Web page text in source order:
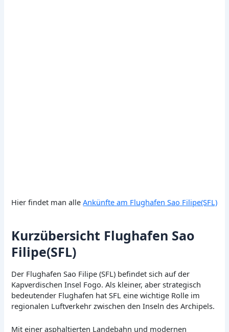
Hier findet man alleAnkünfte am Flughafen Sao Filipe(SFL)
Kurzübersicht Flughafen Sao
Filipe(SFL)
Der Flughafen Sao Filipe (SFL) befindet sich auf der
Kapverdischen Insel Fogo. Als kleiner, aber strategisch
bedeutender Flughafen hat SFL eine wichtige Rolle im
regionalen Luftverkehr zwischen den Inseln des Archipels.
Mit einer asphaltierten Landebahn und modernen